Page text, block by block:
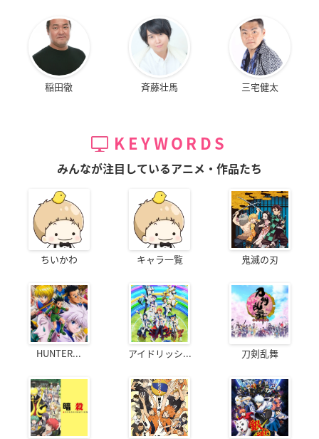
稲田徹 斉藤壮馬 三宅健太
KEYWORDS
みんなが注目しているアニメ・作品たち
ちいかわ キャラ一覧 鬼滅の刃
HUNTER... アイドリッシ... 刀剣乱舞